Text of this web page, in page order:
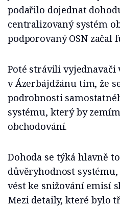
podařilo dojednat
centralizovaný systém
podporovaný OSN začal
Poté strávili vyjednavači
v Ázerbájdžánu tím, že
podrobnosti
systému, který by
obchodování.
Dohoda se týká hlavně
důvěryhodnost
vést ke snižování emisí
Mezi detaily, které bylo